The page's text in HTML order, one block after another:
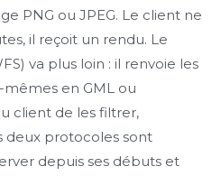
PNG ou JPEG. Le client ne
il reçoit un rendu. Le
va plus loin : il renvoie les
en GML ou
client de les filtrer,
deux protocoles sont
depuis ses débuts et